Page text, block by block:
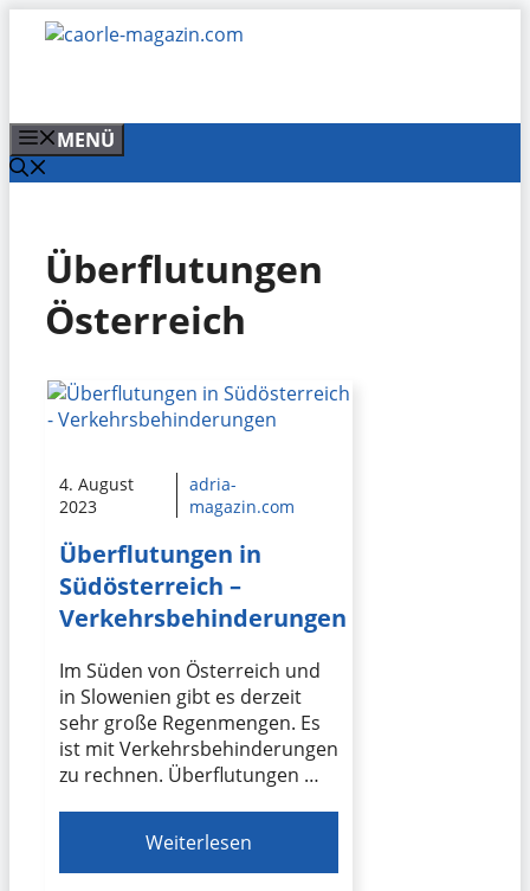
Zum
Inhalt
MENÜ
Überflutungen
Österreich
4. August
2023
adria-
magazin.com
Überflutungen in
Südösterreich –
Verkehrsbehinderungen
Im Süden von Österreich und
in Slowenien gibt es derzeit
sehr große Regenmengen. Es
ist mit Verkehrsbehinderungen
zu rechnen. Überflutungen …
Weiterlesen